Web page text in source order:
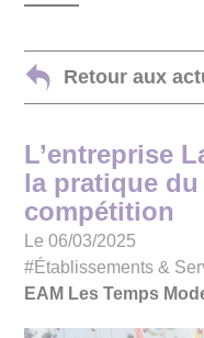
Retour aux
L’entreprise
la pratique
compétition
Le 06/03/2025
#Établissements &
EAM Les Temps